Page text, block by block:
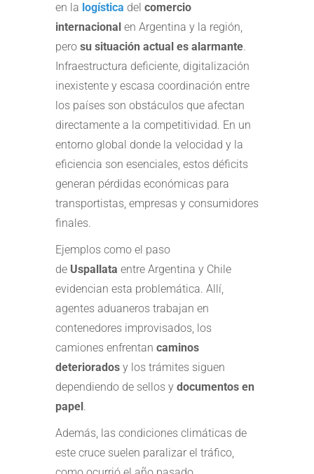
en la logística del comercio
internacional en Argentina y la región,
pero su situación actual es alarmante.
Infraestructura deficiente, digitalización
inexistente y escasa coordinación entre
los países son obstáculos que afectan
directamente a la competitividad. En un
entorno global donde la velocidad y la
eficiencia son esenciales, estos déficits
generan pérdidas económicas para
transportistas, empresas y consumidores
finales.
Ejemplos como el paso
de Uspallata entre Argentina y Chile
evidencian esta problemática. Allí,
agentes aduaneros trabajan en
contenedores improvisados, los
camiones enfrentan caminos
deteriorados y los trámites siguen
dependiendo de sellos y documentos en
papel.
Además, las condiciones climáticas de
este cruce suelen paralizar el tráfico,